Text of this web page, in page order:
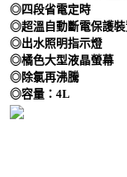
◎四段省電定時
◎超溫自動斷電保護裝
◎出水照明指示燈
◎橘色大型液晶螢幕
◎除氯再沸騰
◎容量：4L